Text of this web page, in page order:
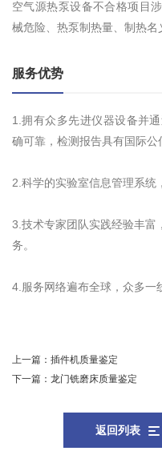
空气源热泵设备不合格项目
械危险、热泵制热量、制热名
服务优势
1.拥有众多先进仪器设备并
确可靠，检测报告具有国际公
2.科学的实验室信息管理系统
3.技术专家团队实践经验丰富
务。
4.服务网络遍布全球，众多一
上一篇： 插件机质量鉴定
下一篇： 龙门铣磨床质量鉴定
返回列表